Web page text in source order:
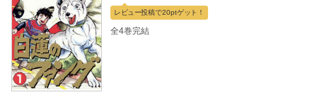
レビュー投稿で20ptゲット！
全4巻完結